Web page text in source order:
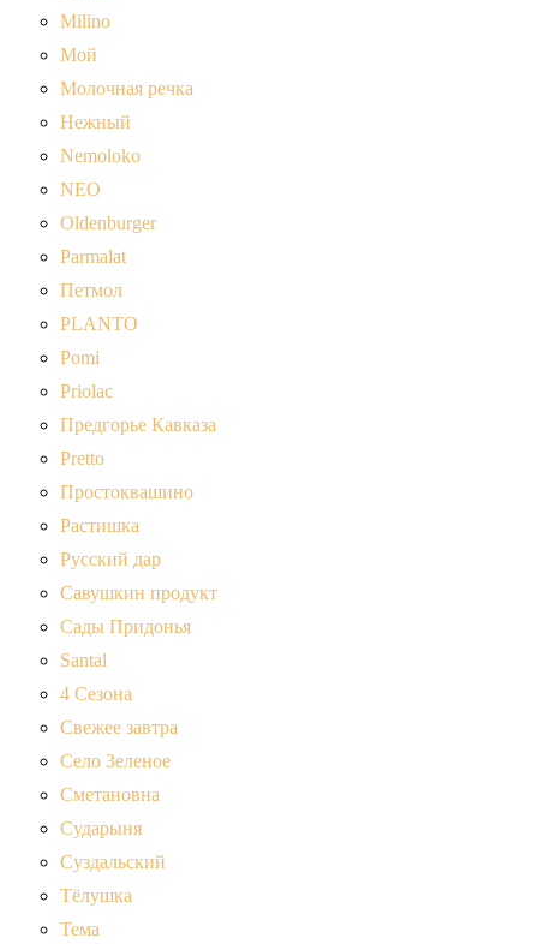
Milino
Мой
Молочная речка
Нежный
Nemoloko
NEO
Oldenburger
Parmalat
Петмол
PLANTO
Pomi
Priolac
Предгорье Кавказа
Pretto
Простоквашино
Растишка
Русский дар
Савушкин продукт
Сады Придонья
Santal
4 Сезона
Свежее завтра
Село Зеленое
Сметановна
Сударыня
Суздальский
Тёлушка
Тема